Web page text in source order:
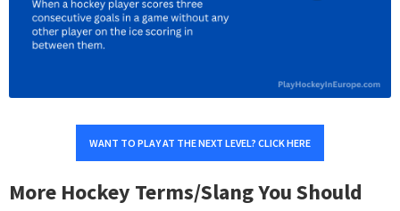
WANT TO PLAY AT THE NEXT LEVEL? CLICK HERE
More Hockey Terms/Slang You Should